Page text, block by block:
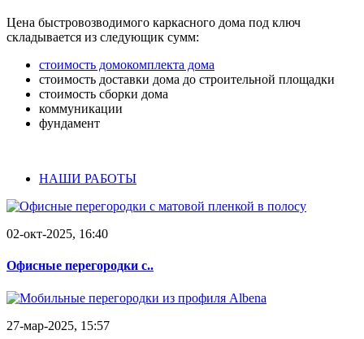
Цена быстровозводимого каркасного дома под ключ
складывается из следующик сумм:
стоимость домокомплекта дома
стоимость доставки дома до строительной площадки
стоимость сборки дома
коммуникации
фундамент
НАШИ РАБОТЫ
02-окт-2025, 16:40
Офисные перегородки с..
27-мар-2025, 15:57